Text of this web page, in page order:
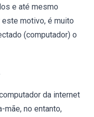
e até mesmo
motivo, é muito
(computador) o
da internet
mãe, no entanto,